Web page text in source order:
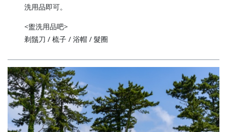
洗用品即可。
<盥洗用品吧>
剃鬚刀 / 梳子 / 浴帽 / 髮圈